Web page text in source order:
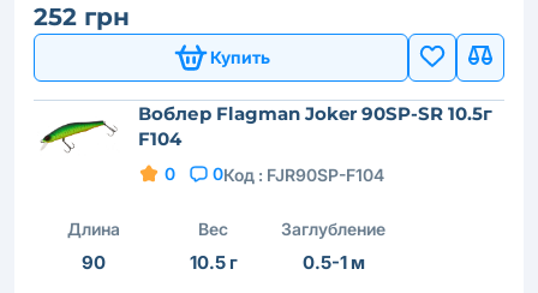
252 грн
Купить
Воблер Flagman Joker 90SP-SR 10.5г
F104
0 0Код : FJR90SP-F104
Длина
90
Вес
10.5 г
Заглубление
0.5-1 м